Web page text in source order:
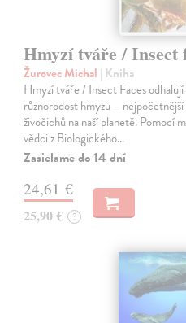
Hmyzí tváře / Insect
Žurovec Michal | Kniha
Hmyzí tváře / Insect Faces
různorodost hmyzu –
živočichů na naší planetě. Pomocí
vědci z Biologického…
Zasielame do 14 dní
24,61 €
25,90 € ?